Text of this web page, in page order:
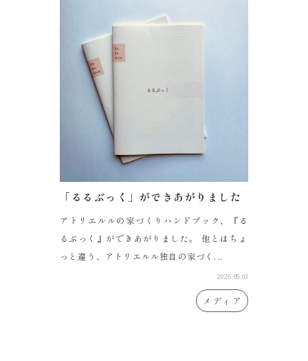
「るるぶっく」ができあがりました
アトリエルルの家づくりハンドブック、『る
るぶっく』ができあがりました。 他とはちょ
っと違う、アトリエルル独自の家づく...
2026.05.03
メディア